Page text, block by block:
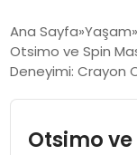
GÜNDEM
Ana Sayfa Yaşam
Otsimo ve Spin
Deneyimi: Crayon
Otsimo